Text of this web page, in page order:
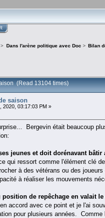
> Dans l'arène politique avec Doc > Bilan
(Read 13104 times)
saison
2020, 03:17:03 PM »
Bergevin était beaucoup
jeunes et doit dorénavant bâtir
qui ressort comme l'élément clé
à des vétérans ou des
à réaliser les mouvements
position de repêchage en valait le
accord avec ce point et je l'ai
pour plusieurs années.